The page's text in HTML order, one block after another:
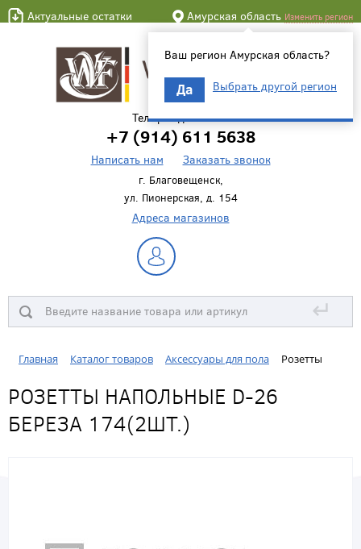
Актуальные остатки Амурская область Изменить регион
Ваш регион Амурская область?
Да Выбрать другой регион
Телефон для связи
+7 (914) 611 5638
Написать нам Заказать звонок
г. Благовещенск,
ул. Пионерская, д. 154
Адреса магазинов
↵
Главная Каталог товаров Аксессуары для пола Розетты
РОЗЕТТЫ НАПОЛЬНЫЕ D-26
БЕРЕЗА 174(2ШТ.)